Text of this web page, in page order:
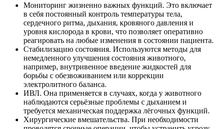
Мониторинг жизненно важных функций. Это включает
в себя постоянный контроль температуры тела,
сердечного ритма, дыхания, кровяного давления и
уровня кислорода в крови, что позволяет оперативно
реагировать на любые изменения в состоянии пациента.
Стабилизацию состояния. Используются методы для
немедленного улучшения состояния животного,
например, внутривенное введение жидкостей для
борьбы с обезвоживанием или коррекции
электролитного баланса.
ИВЛ. Она применяется в случаях, когда у животного
наблюдаются серьёзные проблемы с дыханием и
требуется механическая поддержка лёгочных функций.
Хирургические вмешательства. При необходимости